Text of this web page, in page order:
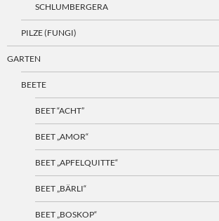
SCHLUMBERGERA
PILZE (FUNGI)
GARTEN
BEETE
BEET “ACHT”
BEET „AMOR“
BEET „APFELQUITTE“
BEET „BÄRLI“
BEET „BOSKOP“